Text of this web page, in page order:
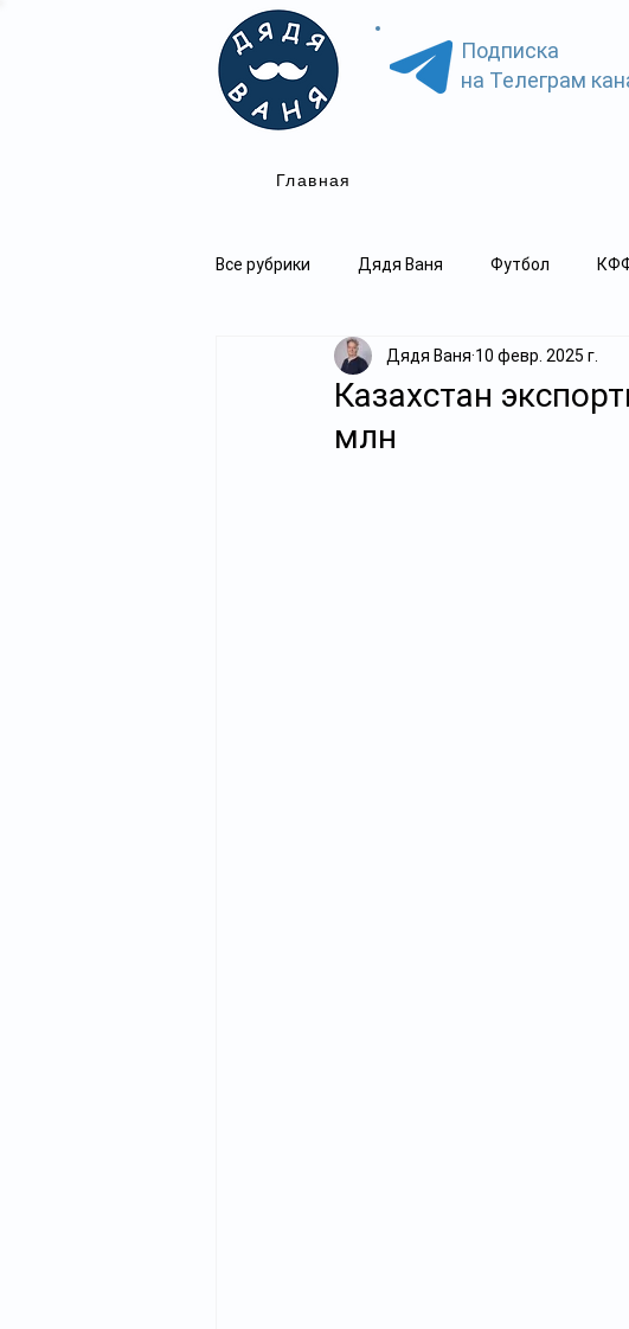
Подписка
на Телеграм
Главная
Все рубрики Дядя Ваня Футбол
Казахстан
млн
Дядя Ваня 10 февр. 2025 г.